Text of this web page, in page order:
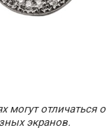
могут отличаться
экранов.